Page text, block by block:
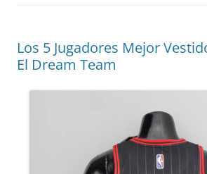
Los 5 Jugadores Mejor
El Dream Team